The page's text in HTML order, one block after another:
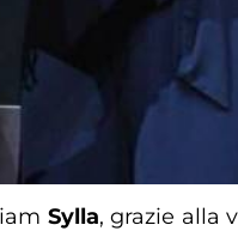
Sylla, grazie alla